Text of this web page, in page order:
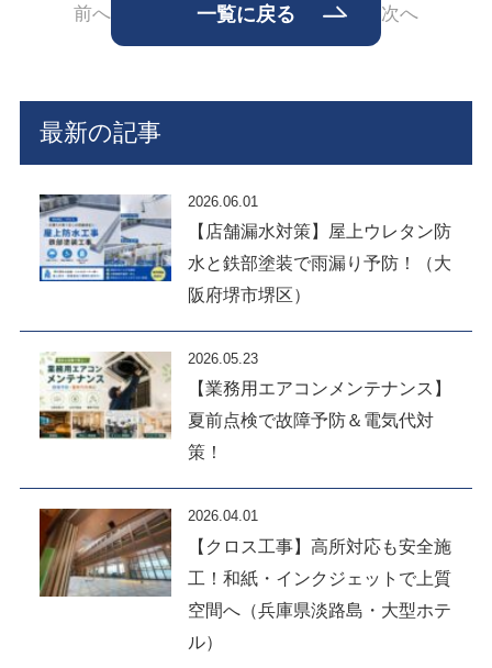
前へ 一覧に戻る 次へ
最新の記事
2026.06.01
【店舗漏水対策】屋上ウレタン防
水と鉄部塗装で雨漏り予防！（大
阪府堺市堺区）
2026.05.23
【業務用エアコンメンテナンス】
夏前点検で故障予防＆電気代対
策！
2026.04.01
【クロス工事】高所対応も安全施
工！和紙・インクジェットで上質
空間へ（兵庫県淡路島・大型ホテ
ル）